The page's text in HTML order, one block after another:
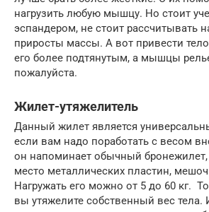
нагрузить любую мышцу. Но стоит
эспандером, не стоит рассчитывать
приросты массы. А вот привести
его более подтянутым, а мышцы
пожалуйста.
Жилет-утяжелитель
Данный жилет является
если вам надо поработать с весом
он напоминает обычный
место металлических пластин,
Нагружать его можно от 5 до 60 кг.
вы утяжелите собственный вес